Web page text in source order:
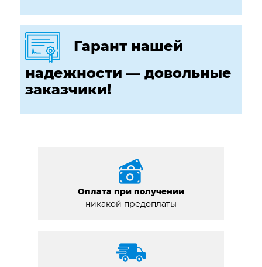
Гарант нашей
надежности — довольные
заказчики!
Оплата при получении
никакой предоплаты